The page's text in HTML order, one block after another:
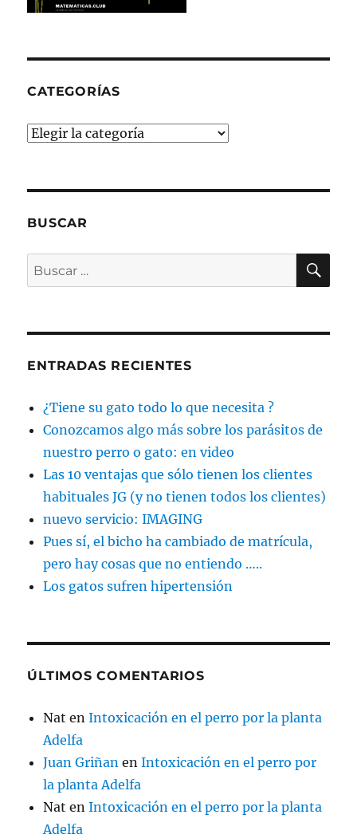
CATEGORÍAS
Categorías
BUSCAR
Buscar
por:
ENTRADAS RECIENTES
¿Tiene su gato todo lo que necesita ?
Conozcamos algo más sobre los parásitos de
nuestro perro o gato: en video
Las 10 ventajas que sólo tienen los clientes
habituales JG (y no tienen todos los clientes)
nuevo servicio: IMAGING
Pues sí, el bicho ha cambiado de matrícula,
pero hay cosas que no entiendo …..
Los gatos sufren hipertensión
ÚLTIMOS COMENTARIOS
Nat enIntoxicación en el perro por la planta
Adelfa
Juan Griñan enIntoxicación en el perro por
la planta Adelfa
Nat enIntoxicación en el perro por la planta
Adelfa